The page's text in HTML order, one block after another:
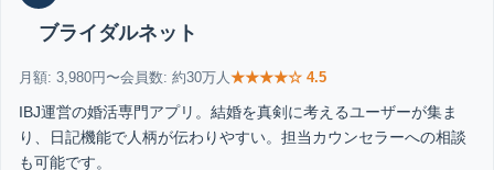
ブライダルネット
月額: 3,980円〜会員数: 約30万人★★★★☆ 4.5
IBJ運営の婚活専門アプリ。結婚を真剣に考えるユーザーが集ま
り、日記機能で人柄が伝わりやすい。担当カウンセラーへの相談
も可能です。